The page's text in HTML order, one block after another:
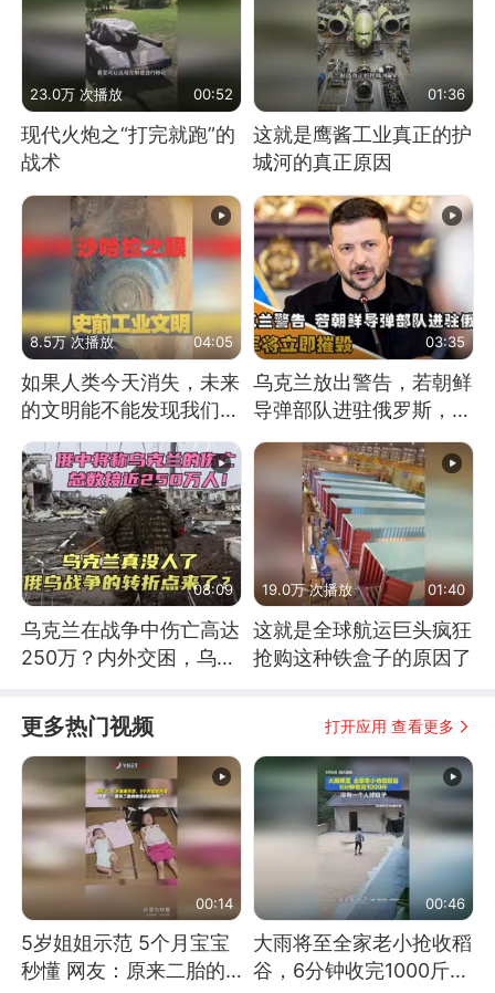
23.0万 次播放 00:52
现代火炮之“打完就跑”的
战术
01:36
这就是鹰酱工业真正的护
城河的真正原因
8.5万 次播放 04:05
如果人类今天消失，未来
的文明能不能发现我们存
在过？
03:35
乌克兰放出警告，若朝鲜
导弹部队进驻俄罗斯，乌
军将立即摧毁
08:09
乌克兰在战争中伤亡高达
250万？内外交困，乌克
19.0万 次播放 01:40
这就是全球航运巨头疯狂
抢购这种铁盒子的原因了
更多热门视频 打开应用 查看更多
00:14
5岁姐姐示范 5个月宝宝
秒懂 网友：原来二胎的
00:46
大雨将至全家老小抢收稻
谷，6分钟收完1000斤，